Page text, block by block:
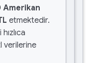
Amerikan
etmektedir.
verilerine